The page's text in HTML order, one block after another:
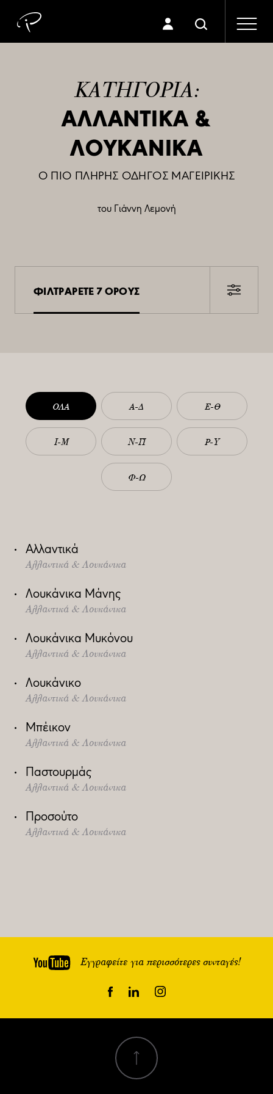
ΚΑΤΗΓΟΡΙΑ:
ΑΛΛΑΝΤΙΚΑ &
ΛΟΥΚΑΝΙΚΑ
Ο ΠΙΟ ΠΛΗΡΗΣ ΟΔΗΓΟΣ ΜΑΓΕΙΡΙΚΗΣ
του Γιάννη Λεμονή
ΦΙΛΤΡΑΡΕΤΕ 7 ΟΡΟΥΣ
ΟΛΑ Α-Δ Ε-Θ
Ι-Μ Ν-Π Ρ-Υ
Φ-Ω
Αλλαντικά
Αλλαντικά & Λουκάνικα
Λουκάνικα Μάνης
Αλλαντικά & Λουκάνικα
Λουκάνικα Μυκόνου
Αλλαντικά & Λουκάνικα
Λουκάνικο
Αλλαντικά & Λουκάνικα
Μπέικον
Αλλαντικά & Λουκάνικα
Παστουρμάς
Αλλαντικά & Λουκάνικα
Προσούτο
Αλλαντικά & Λουκάνικα
Εγγραφείτε για περισσότερες συνταγές!